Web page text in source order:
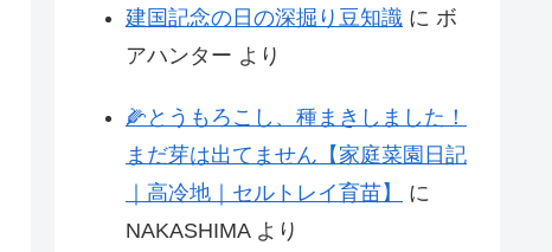
建国記念の日の深掘り豆知識 に ボ
アハンター より
🌽とうもろこし、種まきしました！
まだ芽は出てません【家庭菜園日記
｜高冷地｜セルトレイ育苗】
に
NAKASHIMAより